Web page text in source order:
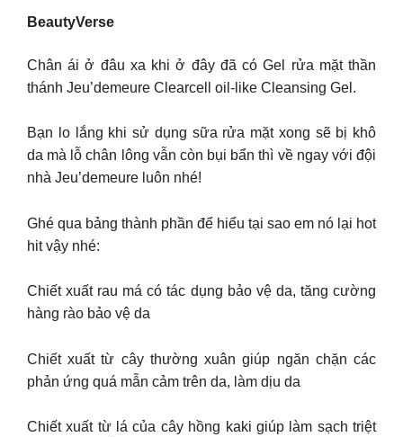
BeautyVerse
Chân ái ở đâu xa khi ở đây đã có Gel rửa mặt thần
thánh Jeu’demeure Clearcell oil-like Cleansing Gel.
Bạn lo lắng khi sử dụng sữa rửa mặt xong sẽ bị khô
da mà lỗ chân lông vẫn còn bụi bẩn thì về ngay với đội
nhà Jeu’demeure luôn nhé!
Ghé qua bảng thành phần để hiểu tại sao em nó lại hot
hit vậy nhé:
Chiết xuất rau má có tác dụng bảo vệ da, tăng cường
hàng rào bảo vệ da
Chiết xuất từ cây thường xuân giúp ngăn chặn các
phản ứng quá mẫn cảm trên da, làm dịu da
Chiết xuất từ lá của cây hồng kaki giúp làm sạch triệt